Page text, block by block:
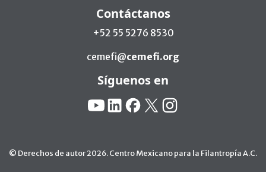
Contáctanos
+52 55 5276 8530
cemefi@cemefi.org
Síguenos en
YouTube
LinkedinFacebook
X Instagram
© Derechos de autor 2026. Centro Mexicano para la Filantropía A.C.